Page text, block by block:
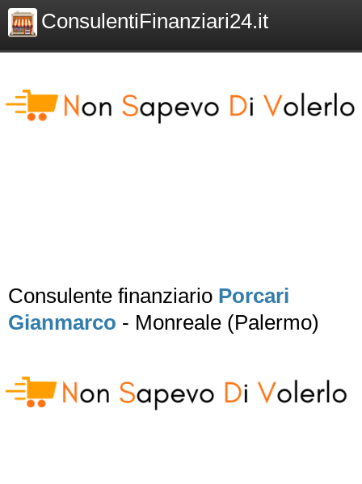
ConsulentiFinanziari24.it
Consulente finanziario Porcari
Gianmarco - Monreale (Palermo)